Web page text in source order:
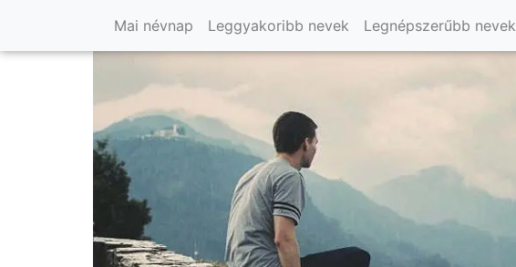
Mai névnap Leggyakoribb nevek Legnépszerűbb nevek